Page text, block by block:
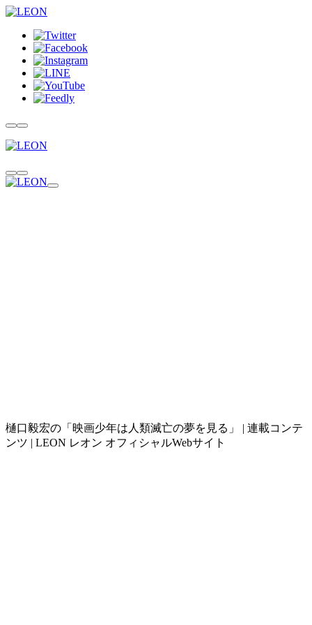
樋口毅宏の「映画少年は人類滅亡の夢を見る」 | 連載コンテ
ンツ | LEON レオン オフィシャルWebサイト